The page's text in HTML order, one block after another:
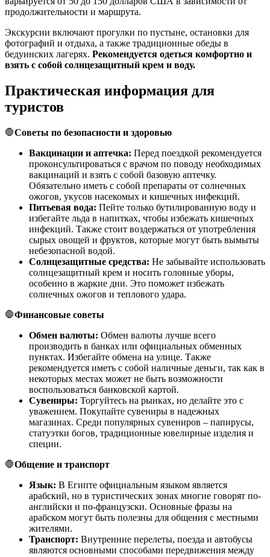
продолжительности и маршрута.
Экскурсии включают прогулки по пустыне, остановки для
фотографий и отдыха, а также традиционные обеды в
бедуинских лагерях. Рекомендуется одеться комфортно и
взять с собой солнцезащитный крем и воду.
Практическая информация для
туристов
🛑Советы по безопасности и здоровью
Вакцинации и аптечка: Перед поездкой рекомендуется
проконсультироваться с врачом по поводу необходимых
вакцинаций и взять с собой базовую аптечку.
Обязательно иметь с собой препараты от солнечных
ожогов, укусов насекомых и кишечных инфекций.
Питьевая вода: Пейте только бутилированную воду и
избегайте льда в напитках, чтобы избежать кишечных
инфекций. Также стоит воздержаться от употребления
сырых овощей и фруктов, которые могут быть вымыты
небезопасной водой.
Солнцезащитные средства: Не забывайте использовать
солнцезащитный крем и носить головные уборы,
особенно в жаркие дни. Это поможет избежать
солнечных ожогов и теплового удара.
🛑Финансовые советы
Обмен валюты: Обмен валюты лучше всего
производить в банках или официальных обменных
пунктах. Избегайте обмена на улице. Также
рекомендуется иметь с собой наличные деньги, так как в
некоторых местах может не быть возможности
воспользоваться банковской картой.
Сувениры: Торгуйтесь на рынках, но делайте это с
уважением. Покупайте сувениры в надежных
магазинах. Среди популярных сувениров – папирусы,
статуэтки богов, традиционные ювелирные изделия и
специи.
🛑Общение и транспорт
Язык: В Египте официальным языком является
арабский, но в туристических зонах многие говорят по-
английски и по-французски. Основные фразы на
арабском могут быть полезны для общения с местными
жителями.
Транспорт: Внутренние перелеты, поезда и автобусы
являются основными способами передвижения между